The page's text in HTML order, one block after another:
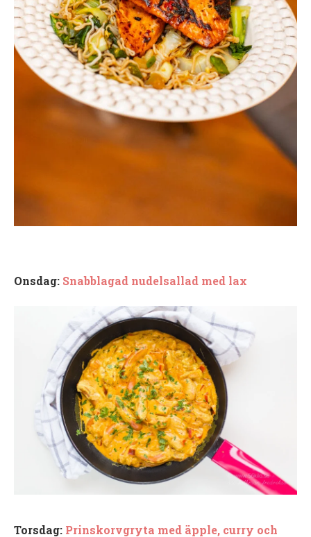
Onsdag: Snabblagad nudelsallad med lax
Torsdag: Prinskorvgryta med äpple, curry och